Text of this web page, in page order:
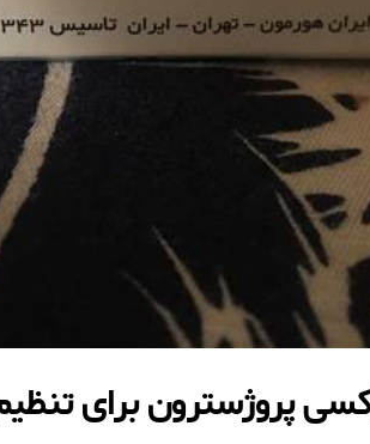
پروژسترون برای